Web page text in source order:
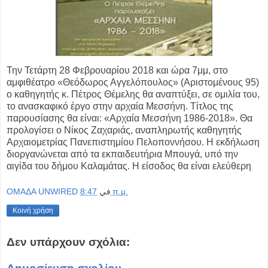
Την Τετάρτη 28 Φεβρουαρίου 2018 και ώρα 7μμ, στο
αμφιθέατρο «Θεόδωρος Αγγελόπουλος» (Αριστομένους 95)
ο καθηγητής κ. Πέτρος Θέμελης θα αναπτύξει, σε ομιλία του,
το ανασκαφικό έργο στην αρχαία Μεσσήνη. Τίτλος της
παρουσίασης θα είναι: «Αρχαία Μεσσήνη 1986-2018». Θα
προλογίσει ο Νίκος Ζαχαριάς, αναπληρωτής καθηγητής
Αρχαιομετρίας Πανεπιστημίου Πελοποννήσου. Η εκδήλωση
διοργανώνεται από τα εκπαιδευτήρια Μπουγά, υπό την
αιγίδα του δήμου Καλαμάτας. Η είσοδος θα είναι ελεύθερη
OMAΔΑ UNWIRED في 8:47 π.μ.
Κοινή χρήση
Δεν υπάρχουν σχόλια: